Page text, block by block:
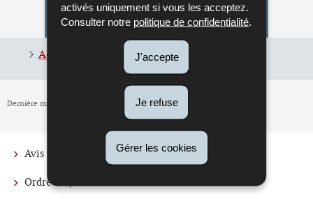
activés uniquement si vous les acceptez.
Consulter notre politique de confidentialité.
J'accepte
Je refuse
Gérer les cookies
Pour en savoir plus
Adresse du Conseil d'État (Pdf - 70 Ko)
Dernière mise à jour
Menu
Avis
Ordre du jour
Actualités